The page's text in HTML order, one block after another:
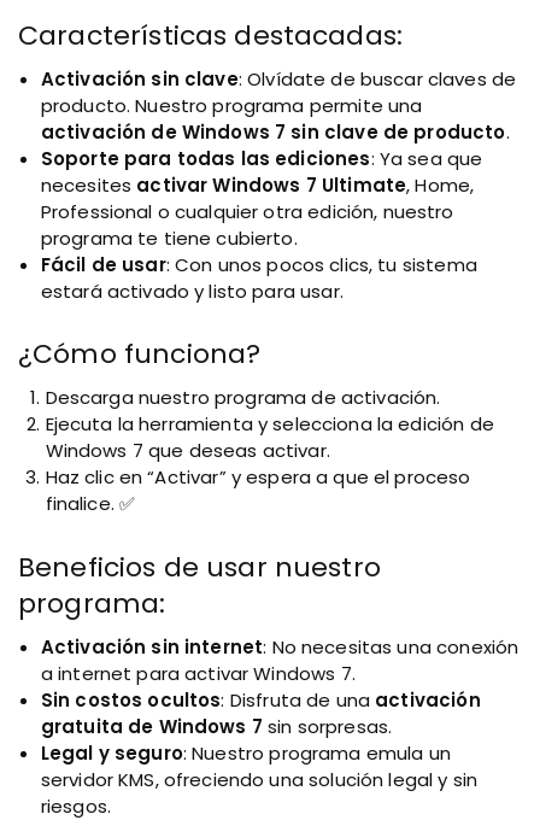
Características destacadas:
Activación sin clave: Olvídate de buscar claves de
producto. Nuestro programa permite una
activación de Windows 7 sin clave de producto.
Soporte para todas las ediciones: Ya sea que
necesites activar Windows 7 Ultimate, Home,
Professional o cualquier otra edición, nuestro
programa te tiene cubierto.
Fácil de usar: Con unos pocos clics, tu sistema
estará activado y listo para usar.
¿Cómo funciona?
Descarga nuestro programa de activación.
Ejecuta la herramienta y selecciona la edición de
Windows 7 que deseas activar.
Haz clic en “Activar” y espera a que el proceso
finalice. ✅
Beneficios de usar nuestro
programa:
Activación sin internet: No necesitas una conexión
a internet para activar Windows 7.
Sin costos ocultos: Disfruta de una activación
gratuita de Windows 7 sin sorpresas.
Legal y seguro: Nuestro programa emula un
servidor KMS, ofreciendo una solución legal y sin
riesgos.